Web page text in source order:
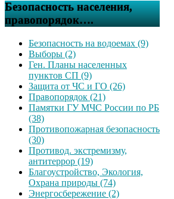
Безопасность населения,
правопорядок….
Безопасность на водоемах (9)
Выборы (2)
Ген. Планы населенных
пунктов СП (9)
Защита от ЧС и ГО (26)
Правопорядок (21)
Памятки ГУ МЧС России по РБ
(38)
Противопожарная безопасность
(30)
Противод. экстремизму,
антитеррор (19)
Благоустройство, Экология,
Охрана природы (74)
Энергосбережение (2)